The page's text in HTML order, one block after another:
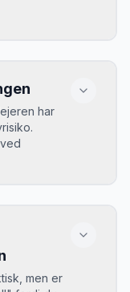
de bedste
i
dag til 349
har
du blive
men er